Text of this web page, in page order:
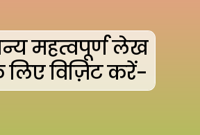
महत्वपूर्ण लेख
विज़िट करें-